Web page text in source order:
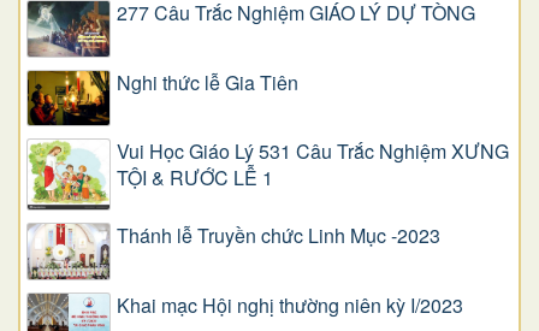
277 Câu Trắc Nghiệm GIÁO LÝ DỰ TÒNG
Nghi thức lễ Gia Tiên
Vui Học Giáo Lý 531 Câu Trắc Nghiệm XƯNG
TỘI & RƯỚC LỄ 1
Thánh lễ Truyền chức Linh Mục -2023
Khai mạc Hội nghị thường niên kỳ I/2023